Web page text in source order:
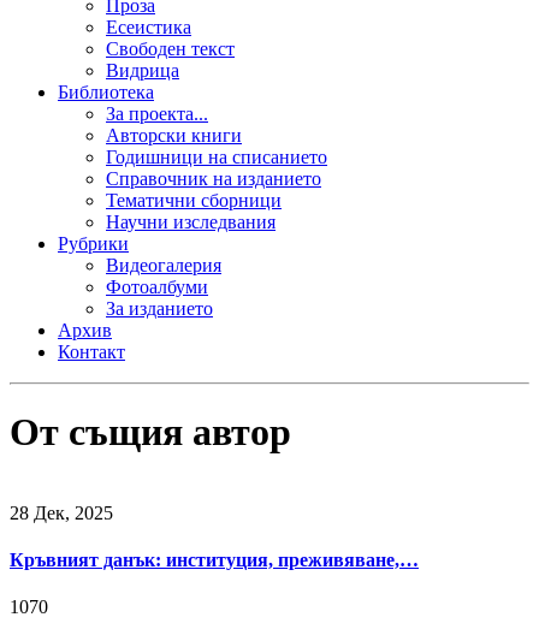
Проза
Есеистика
Свободен текст
Видрица
Библиотека
За проекта...
Авторски книги
Годишници на списанието
Справочник на изданието
Тематични сборници
Научни изследвания
Рубрики
Видеогалерия
Фотоалбуми
За изданието
Архив
Контакт
От същия автор
28 Дек, 2025
Кръвният данък: институция, преживяване,…
1070